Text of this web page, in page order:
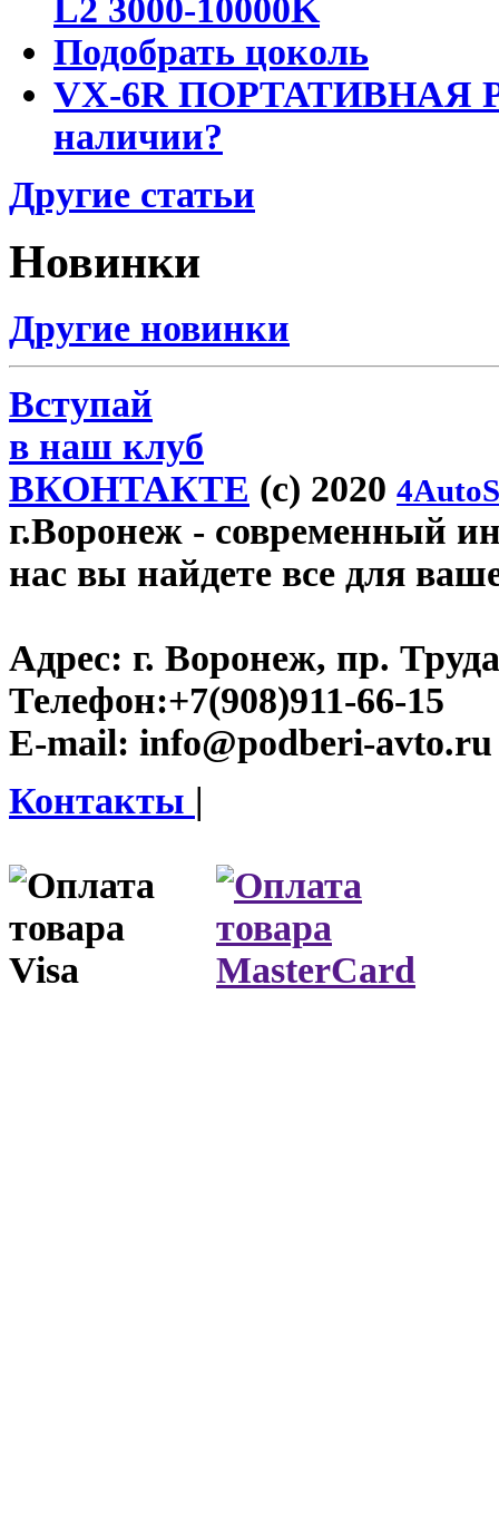
L2 3000-10000K
Подобрать цоколь
VX-6R ПОРТАТИВНАЯ
наличии?
Другие статьи
Новинки
Другие новинки
Вступай
в наш клуб
ВКОНТАКТЕ (c) 2020
г.Воронеж - современный
нас вы найдете все для
Адрес: г. Воронеж, пр.
Телефон:+7(908)911-66-15
E-mail: info@podberi-avto.ru
Контакты |